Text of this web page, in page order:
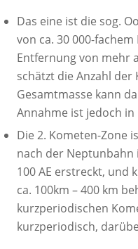
Das eine ist die sog.
von ca. 30 000-
Entfernung von mehr
schätzt die Anzahl
Gesamtmasse kann
Annahme ist jedoch
Die 2. Kometen-Zone
nach der Neptunbahn
100 AE erstreckt, und
ca. 100km – 400 km
kurzperiodischen
kurzperiodisch,